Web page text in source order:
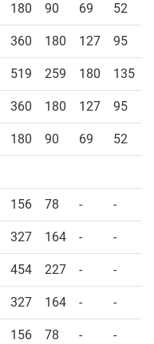
180 90 69 52
360 180 127 95
519 259 180 135
360 180 127 95
180 90 69 52
156 78 - -
327 164 - -
454 227 - -
327 164 - -
156 78 - -